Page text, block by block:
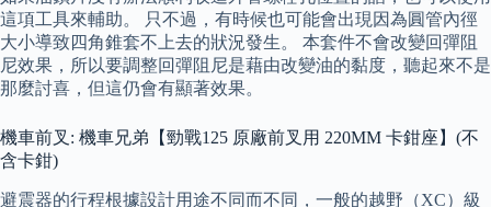
這項工具來輔助。 只不過，有時候也可能會出現因為圓管內徑
大小導致四角錐套不上去的狀況發生。 本套件不會改變回彈阻
尼效果，所以要調整回彈阻尼是藉由改變油的黏度，聽起來不是
那麼討喜，但這仍會有顯著效果。
機車前叉: 機車兄弟【勁戰125 原廠前叉用 220MM 卡鉗座】(不
含卡鉗)
避震器的行程根據設計用途不同而不同，一般的越野（XC）級